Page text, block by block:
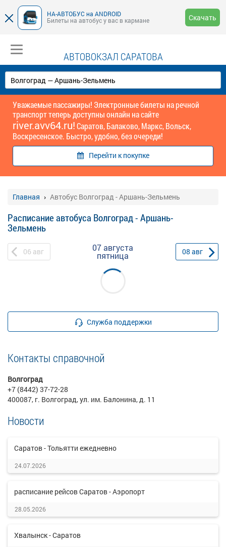
НА-АВТОБУС на ANDROID
Билеты на автобус у вас в кармане
Скачать
АВТОВОКЗАЛ САРАТОВА
Уважаемые пассажиры! Электронные билеты на речной
транспорт теперь доступны онлайн на сайте
river.avv64.ru!Саратов, Балаково, Маркс, Вольск,
Воскресенское. Быстро, удобно, без очереди!
Перейти к покупке
Главная Автобус Волгоград - Аршань-Зельмень
Расписание автобуса Волгоград - Аршань-
Зельмень
06 авг 07 августа
пятница 08 авг
Служба поддержки
Контакты справочной
Волгоград
+7 (8442) 37-72-28
400087, г. Волгоград, ул. им. Балонина, д. 11
Новости
Саратов - Тольятти ежедневно
24.07.2026
расписание рейсов Саратов - Аэропорт
28.05.2026
Хвалынск - Саратов